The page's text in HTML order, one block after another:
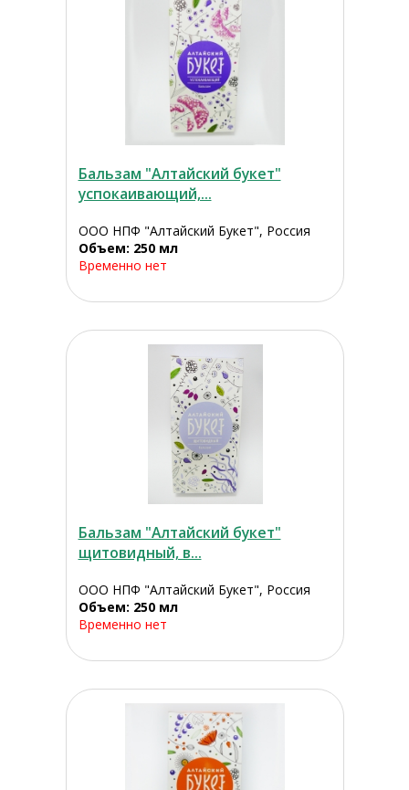
Бальзам "Алтайский букет"
успокаивающий,...
ООО НПФ "Алтайский Букет", Россия
Объем: 250 мл
Временно нет
Бальзам "Алтайский букет"
щитовидный, в...
ООО НПФ "Алтайский Букет", Россия
Объем: 250 мл
Временно нет